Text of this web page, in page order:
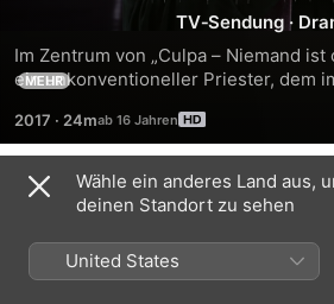
TV‑Sendung ·
Im Zentrum von „Culpa – Niemand
ein unkonventioneller Priester, dem
Beichtgeheimnis verbietet ihm
gehen, selbst wenn es um Mord geht.
MEHR
2017 · 24m
Staffel 1
Wähle ein anderes Land aus,
deinen Standort zu sehen
United States